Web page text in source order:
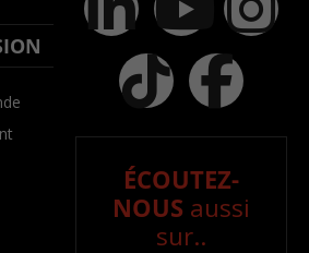
ÉCOUTEZ-
NOUS aussi
sur..